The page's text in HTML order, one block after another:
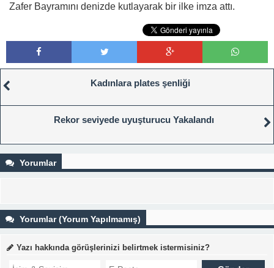
Zafer Bayramını denizde kutlayarak bir ilke imza attı.
Kadınlara plates şenliği
Rekor seviyede uyuşturucu Yakalandı
Yorumlar
Yorumlar (Yorum Yapılmamış)
Yazı hakkında görüşlerinizi belirtmek istermisiniz?